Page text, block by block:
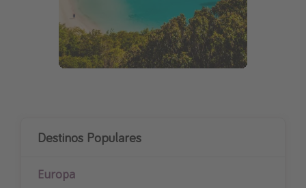
Destinos Populares
Europa